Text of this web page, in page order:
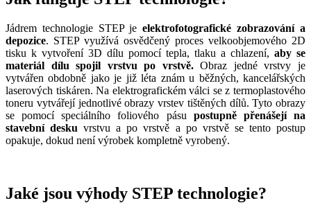
Jádrem technologie STEP jeelektrofotografické zobrazování a
depozice. STEP využívá osvědčený proces velkoobjemového 2D
tisku k vytvoření 3D dílu pomocí tepla, tlaku a chlazení, aby se
materiál dílu spojil vrstvu po vrstvě.Obraz jedné vrstvy je
vytvářen obdobně jako je již léta znám u běžných, kancelářských
laserových tiskáren. Na elektrografickém válci se z termoplastového
toneru vytvářejí jednotlivé obrazy vrstev tištěných dílů. Tyto obrazy
se pomocí speciálního foliového pásu postupně přenášejí na
stavební desku vrstvu a po vrstvě a po vrstvě se tento postup
opakuje, dokud není výrobek kompletně vyrobený.
Jaké jsou výhody STEP technologie?